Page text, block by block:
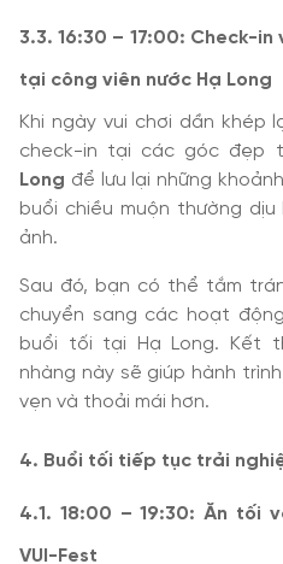
3.3. 16:30 – 17:00: Check-
tại công viên nước Hạ Long
Khi ngày vui chơi dần khép
check-in tại các góc đẹp
Long để lưu lại những
buổi chiều muộn thường
ảnh.
Sau đó, bạn có thể tắm
chuyển sang các hoạt
buổi tối tại Hạ Long. Kết
nhàng này sẽ giúp hành
vẹn và thoải mái hơn.
4. Buổi tối tiếp tục trải
4.1. 18:00 – 19:30: Ăn tối
VUI-Fest